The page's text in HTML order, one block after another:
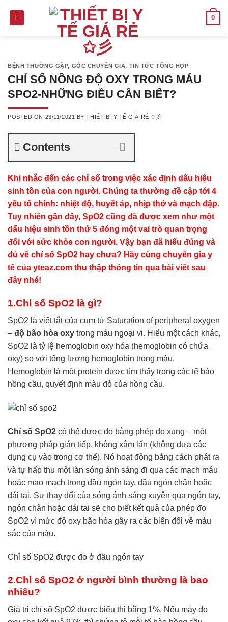
0
BỆNH THƯỜNG GẶP, GÓC CHUYÊN GIA, TIN TỨC TỔNG HỢP
CHỈ SỐ NỒNG ĐỘ OXY TRONG MÁU
SPO2-NHỮNG ĐIỀU CẦN BIẾT?
POSTED ON 23/11/2021 BYTHIẾT BỊ Y TẾ GIÁ RẺ ✩彡
Contents
Khi nhắc đến các chỉ số trong việc xác định dấu hiệu
sinh tồn của con người. Chúng ta thường đề cập tới 4
yếu tố chính: nhiệt độ, huyết áp, nhịp thở và mạch đập.
Tuy nhiên gần đây, SpO2 cũng đã được xem như một
dấu hiệu sinh tồn thứ 5 đóng một vai trò quan trọng
đối với sức khỏe con người. Vậy bạn đã hiểu đúng và
đủ về chỉ số SpO2 hay chưa? Hãy cùng chuyên gia y
tế của yteaz.com thu thập thông tin qua bài viết sau
đây nhé!
1.Chỉ số SpO2 là gì?
SpO2 là viết tắt của cụm từ Saturation of peripheral oxygen
– độ bão hòa oxy trong máu ngoại vi. Hiểu một cách khác,
SpO2 là tỷ lệ hemoglobin oxy hóa (hemoglobin có chứa
oxy) so với tổng lượng hemoglobin trong máu.
Hemoglobin là một protein được tìm thấy trong các tế bào
hồng cầu, quyết định màu đỏ của hồng cầu.
Chỉ số SpO2 có thể được đo bằng phép đo xung – một
phương pháp gián tiếp, không xâm lấn (không đưa các
dụng cụ vào trong cơ thể). Nó hoạt động bằng cách phát ra
và tự hấp thu một làn sóng ánh sáng đi qua các mạch máu
hoặc mao mạch trong đầu ngón tay, đầu ngón chân hoặc
dái tai. Sự thay đổi của sóng ánh sáng xuyên qua ngón tay,
ngón chân hoặc dái tai sẽ cho biết kết quả của phép đo
SpO2 vì mức độ oxy bão hòa gây ra các biến đổi về màu
sắc của máu.
Chỉ số SpO2 được đo ở đầu ngón tay
2.Chỉ số SpO2 ở người bình thường là bao
nhiêu?
Giá trị chỉ số SpO2 được biểu thị bằng 1%. Nếu máy đo